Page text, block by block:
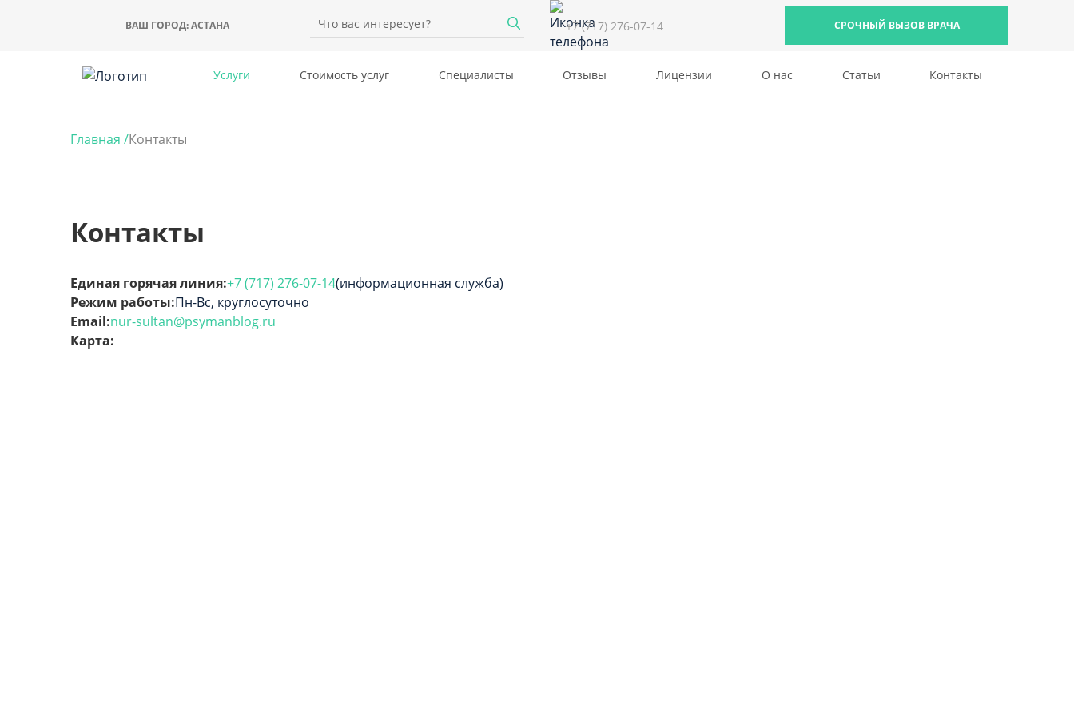
ВАШ ГОРОД:АСТАНА +7 (717) 276-07-14 СРОЧНЫЙ ВЫЗОВ ВРАЧА
Услуги Стоимость услуг Специалисты Отзывы Лицензии О нас Статьи Контакты
Главная /Контакты
Контакты
Единая горячая линия:+7 (717) 276-07-14(информационная служба)
Режим работы:Пн-Вс, круглосуточно
Email:nur-sultan@psymanblog.ru
Карта: